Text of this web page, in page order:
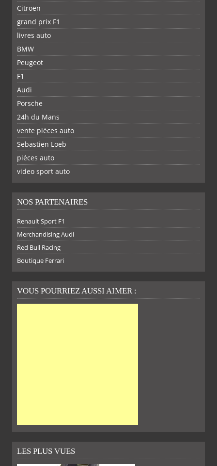
SUR SUR SUR SUR
FACEBOOKTWITTER
Citroën
grand prix F1
livres auto
BMW
Peugeot
F1
Audi
Porsche
24h du Mans
vente pièces auto
Sebastien Loeb
piéces auto
video sport auto
NOS PARTENAIRES
Renault Sport F1
Merchandising Audi
Red Bull Racing
Boutique Ferrari
VOUS POURRIEZ AUSSI AIMER :
LES PLUS VUES